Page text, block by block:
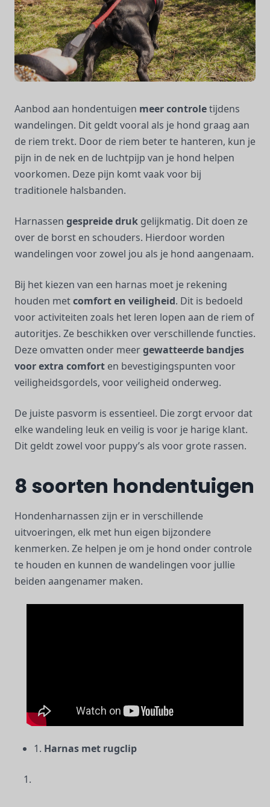
Aanbod aan hondentuigen meer controletijdens
wandelingen. Dit geldt vooral als je hond graag aan
de riem trekt. Door de riem beter te hanteren, kun je
pijn in de nek en de luchtpijp van je hond helpen
voorkomen. Deze pijn komt vaak voor bij
traditionele halsbanden.
Harnassen gespreide druk gelijkmatig. Dit doen ze
over de borst en schouders. Hierdoor worden
wandelingen voor zowel jou als je hond aangenaam.
Bij het kiezen van een harnas moet je rekening
houden metcomfort en veiligheid. Dit is bedoeld
voor activiteiten zoals het leren lopen aan de riem of
autoritjes. Ze beschikken over verschillende functies.
Deze omvatten onder meergewatteerde bandjes
voor extra comfort en bevestigingspunten voor
veiligheidsgordels, voor veiligheid onderweg.
De juiste pasvorm is essentieel. Die zorgt ervoor dat
elke wandeling leuk en veilig is voor je harige klant.
Dit geldt zowel voor puppy’s als voor grote rassen.
8 soorten hondentuigen
Hondenharnassen zijn er in verschillende
uitvoeringen, elk met hun eigen bijzondere
kenmerken. Ze helpen je om je hond onder controle
te houden en kunnen de wandelingen voor jullie
beiden aangenamer maken.
1. Harnas met rugclip